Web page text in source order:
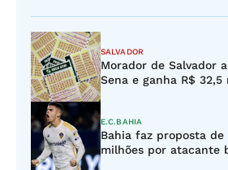
SALVADOR
Morador de Salvador
Sena e ganha R$ 32,5
E.C.BAHIA
Bahia faz proposta de
milhões por atacante